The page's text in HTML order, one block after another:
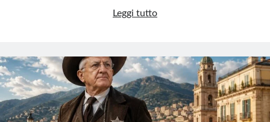
Leggi tuttoTaiwan
gioco
pericoloso
tra
USA
e